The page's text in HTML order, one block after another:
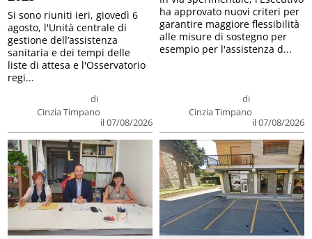
di
Cinzia Timpano
il 07/08/2026
Si sono riuniti ieri, giovedì 6
agosto, l'Unità centrale di
gestione dell’assistenza
sanitaria e dei tempi delle
liste di attesa e l'Osservatorio
regi...
di
Cinzia Timpano
il 07/08/2026
ha approvato nuovi criteri per
garantire maggiore flessibilità
alle misure di sostegno per
esempio per l'assistenza d...